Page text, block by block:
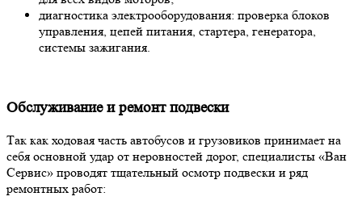
диагностика электрооборудования: проверка блоков
управления, цепей питания, стартера, генератора,
системы зажигания.
Обслуживание и ремонт подвески
Так как ходовая часть автобусов и грузовиков принимает на
себя основной удар от неровностей дорог, специалисты «Ван
Сервис» проводят тщательный осмотр подвески и ряд
ремонтных работ: